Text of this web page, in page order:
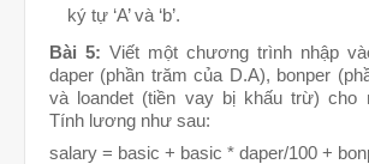
ký tự ‘A’ và ‘b’.
Bài 5: Viết một chương trình nhập
daper (phần trăm của D.A), bonper
và loandet (tiền vay bị khấu trừ) cho
Tính lương như sau:
salary = basic + basic * daper/100 +